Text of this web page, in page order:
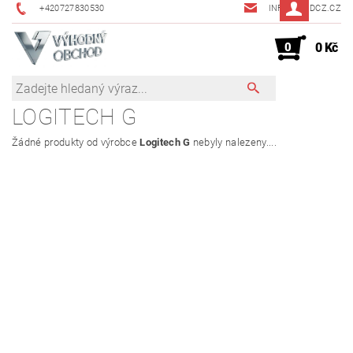
+420727830530 INFO@JMDCZ.CZ
0 0 Kč
LOGITECH G
Žádné produkty od výrobceLogitech G nebyly nalezeny....